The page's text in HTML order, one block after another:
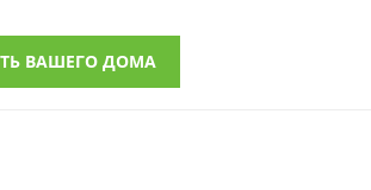
ВАШЕГО ДОМА